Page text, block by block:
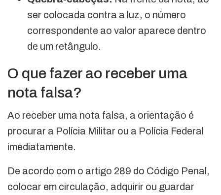
ser colocada contra a luz, o número
correspondente ao valor aparece dentro
de um retângulo.
O que fazer ao receber uma
nota falsa?
Ao receber uma nota falsa, a orientação é
procurar a Polícia Militar ou a Polícia Federal
imediatamente.
De acordo com o artigo 289 do Código Penal,
colocar em circulação, adquirir ou guardar